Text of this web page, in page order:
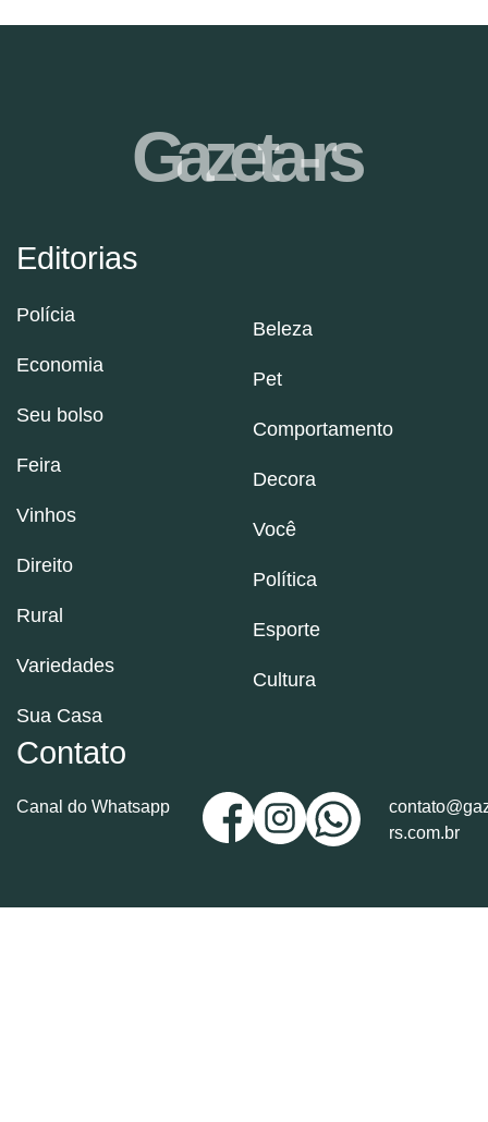
Editorias
Polícia
Economia
Seu bolso
Feira
Vinhos
Direito
Rural
Variedades
Sua Casa
Beleza
Pet
Comportamento
Decora
Você
Política
Esporte
Cultura
Contato
Canal do Whatsapp
rs.com.br
Gazeta-rs